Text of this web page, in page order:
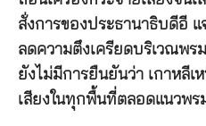
สั่งการของประธานาธิบดีอี แ
ลดความตึงเครียดบริเวณพร
ยังไม่มีการยืนยันว่า เกาหลีเ
เสียงในทุกพื้นที่ตลอดแนวพร